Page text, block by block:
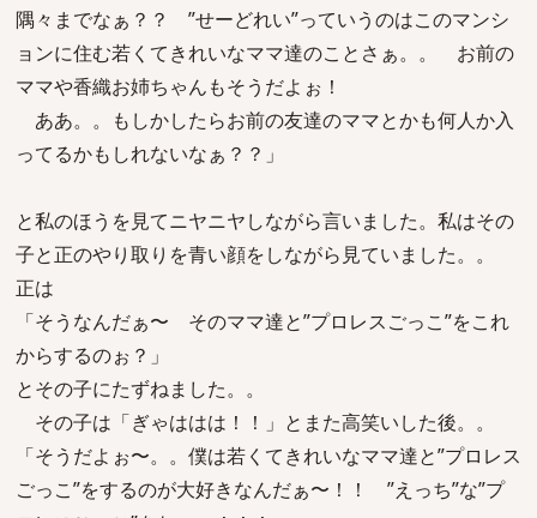
隅々までなぁ？？ ”せーどれい”っていうのはこのマンシ
ョンに住む若くてきれいなママ達のことさぁ。。 お前の
ママや香織お姉ちゃんもそうだよぉ！
ああ。。もしかしたらお前の友達のママとかも何人か入
ってるかもしれないなぁ？？」
と私のほうを見てニヤニヤしながら言いました。私はその
子と正のやり取りを青い顔をしながら見ていました。。
正は
「そうなんだぁ〜 そのママ達と”プロレスごっこ”をこれ
からするのぉ？」
とその子にたずねました。。
その子は「ぎゃははは！！」とまた高笑いした後。。
「そうだよぉ〜。。僕は若くてきれいなママ達と”プロレス
ごっこ”をするのが大好きなんだぁ〜！！ ”えっち”な”プ